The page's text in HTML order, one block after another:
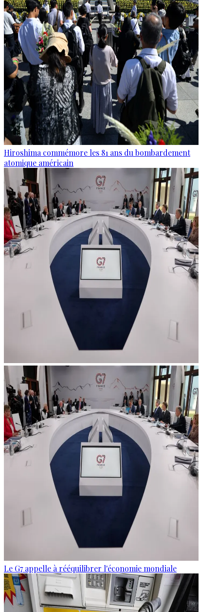
Hiroshima commémore les 81 ans du bombardement
atomique américain
Le G7 appelle à rééquilibrer l'économie mondiale